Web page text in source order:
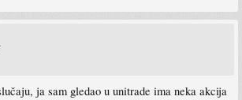
ja sam gledao u unitrade ima neka akcija